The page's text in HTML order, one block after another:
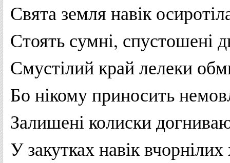
Свята земля навік
Стоять сумні, спустошені
Смустілийкрайлелеки
Бо нікомуприносить
Залишеніколиски
Узакуткахнавіквчорнілих